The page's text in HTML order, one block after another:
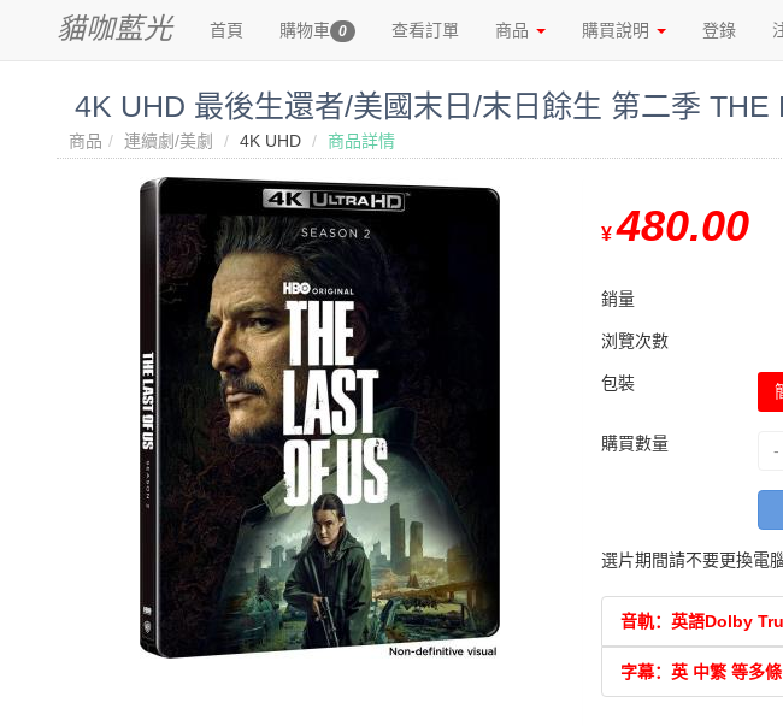
貓咖藍光 首頁 購物車 0 查看訂單 商品 購買說明 登錄
4K UHD 最後生還者/美國末日/末日餘生 第二季
商品 連續劇/美劇 4K UHD 商品詳情
¥ 480.00
銷量
浏覽次數
包裝
購買數量 -
選片期間請不要更換電
音軌：英語Dolby
字幕：英 中繁 等多條